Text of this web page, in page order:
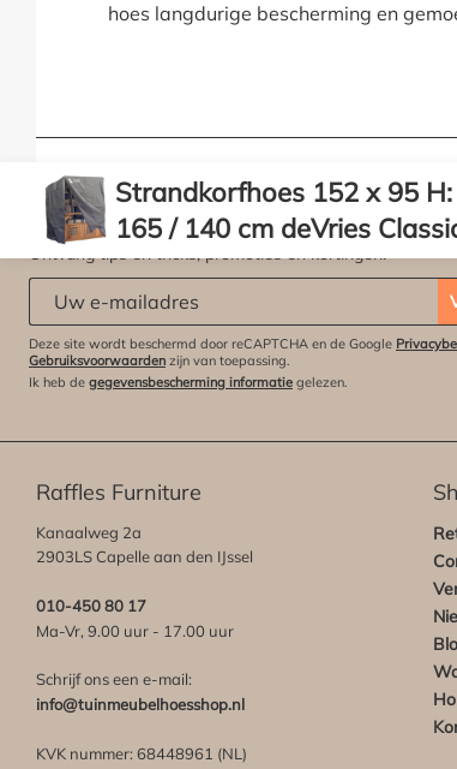
hoes langdurige bescherming en
Strandkorfhoes 152 x 95 H:
165 / 140 cm deVries
XXL
Geen aanbiedingen missen?
Ontvang tips en tricks, promoties en kortingen.
Deze site wordt beschermd door reCAPTCHA en de Google
Gebruiksvoorwaarden zijn van toepassing.
Ik heb de gegevensbescherming informatie gelezen.
Raffles Furniture
Kanaalweg 2a
2903LS Capelle aan den IJssel
010-450 80 17
Ma-Vr, 9.00 uur - 17.00 uur
Schrijf ons een e-mail:
info@tuinmeubelhoesshop.nl
KVK nummer: 68448961 (NL)